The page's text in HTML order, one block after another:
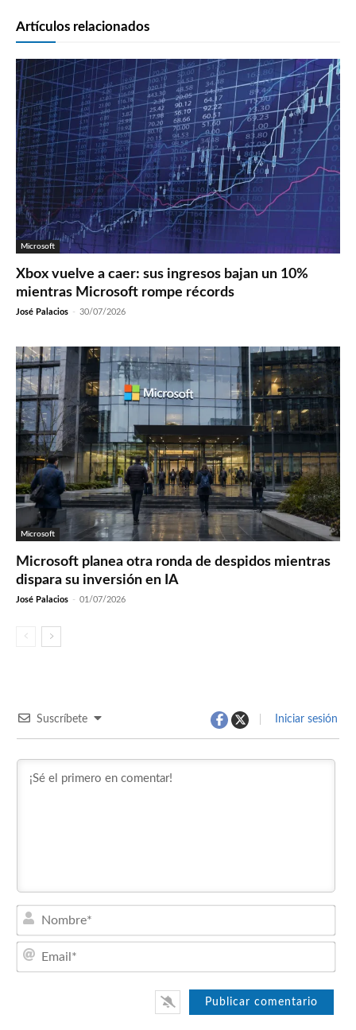
Artículos relacionados
Microsoft
Xbox vuelve a caer: sus ingresos bajan un 10%
mientras Microsoft rompe récords
José Palacios - 30/07/2026
Microsoft
Microsoft planea otra ronda de despidos mientras
dispara su inversión en IA
José Palacios - 01/07/2026
Suscríbete Iniciar sesión